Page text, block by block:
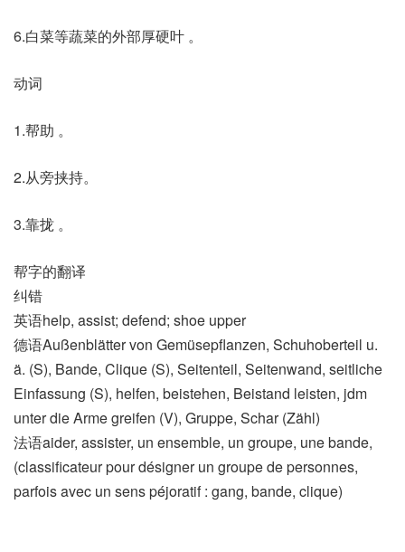
6.白菜等蔬菜的外部厚硬叶 。
动词
1.帮助 。
2.从旁挟持。
3.靠拢 。
帮字的翻译
纠错
英语help, assist; defend; shoe upper
德语Außenblätter von Gemüsepflanzen, Schuhoberteil u.
ä. (S)​, Bande, Clique (S)​, Seitenteil, Seitenwand, seitliche
Einfassung (S)​, helfen, beistehen, Beistand leisten, jdm
unter die Arme greifen (V)​, Gruppe, Schar (Zähl)
法语aider, assister, un ensemble, un groupe, une bande,
(classificateur pour désigner un groupe de personnes,
parfois avec un sens péjoratif : gang, bande, clique)​